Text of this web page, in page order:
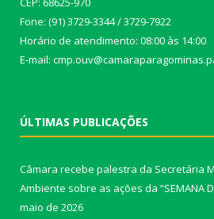
Fone: (91) 3729-3344 / 3729-7922
Horário de atendimento: 08:00 às 14:00
E-mail:
ÚLTIMAS PUBLICAÇÕES
Câmara recebe palestra da Secretária
Ambiente sobre as ações da “SEMANA
maio de 2026